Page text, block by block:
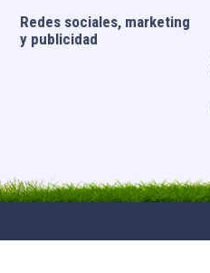
Redes sociales, marketing
y publicidad